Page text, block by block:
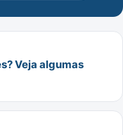
Veja algumas